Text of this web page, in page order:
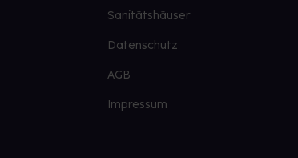
Sanitätshäuser
Datenschutz
AGB
Impressum